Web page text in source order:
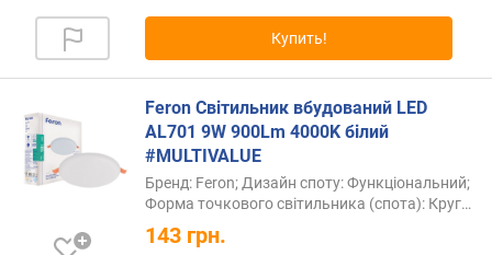
Купить!
Feron Світильник вбудований LED
AL701 9W 900Lm 4000K білий
#MULTIVALUE
Бренд: Feron; Дизайн споту: Функціональний;
Форма точкового світильника (спота): Круг…
143 грн.